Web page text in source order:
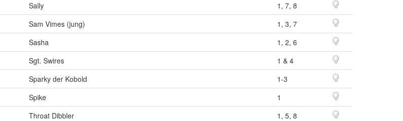
Sally
1, 7, 8
Sam Vimes (jung)
1, 3, 7
Sasha
1, 2, 6
Sgt. Swires
1 & 4
Sparky der Kobold
1-3
Spike
1
Throat Dibbler
1, 5, 8